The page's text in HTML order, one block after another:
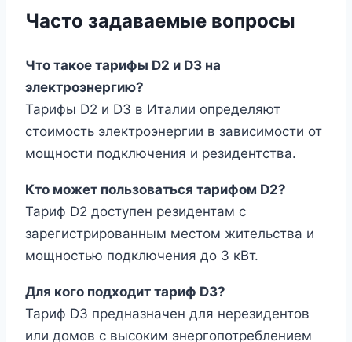
Часто задаваемые вопросы
Что такое тарифы D2 и D3 на
электроэнергию?
Тарифы D2 и D3 в Италии определяют
стоимость электроэнергии в зависимости от
мощности подключения и резидентства.
Кто может пользоваться тарифом D2?
Тариф D2 доступен резидентам с
зарегистрированным местом жительства и
мощностью подключения до 3 кВт.
Для кого подходит тариф D3?
Тариф D3 предназначен для нерезидентов
или домов с высоким энергопотреблением